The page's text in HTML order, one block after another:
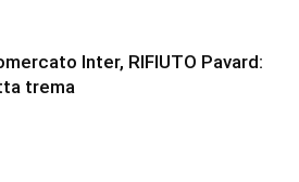
Inter, RIFIUTO Pavard:
trema